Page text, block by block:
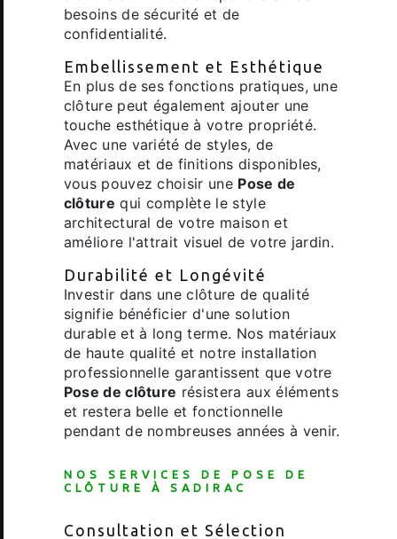
besoins de sécurité et de
confidentialité.
Embellissement et Esthétique
En plus de ses fonctions pratiques, une
clôture peut également ajouter une
touche esthétique à votre propriété.
Avec une variété de styles, de
matériaux et de finitions disponibles,
vous pouvez choisir une Pose de
clôture qui complète le style
architectural de votre maison et
améliore l'attrait visuel de votre jardin.
Durabilité et Longévité
Investir dans une clôture de qualité
signifie bénéficier d'une solution
durable et à long terme. Nos matériaux
de haute qualité et notre installation
professionnelle garantissent que votre
Pose de clôture résistera aux éléments
et restera belle et fonctionnelle
pendant de nombreuses années à venir.
NOS SERVICES DE POSE DE
CLÔTURE
À SADIRAC
Consultation et Sélection